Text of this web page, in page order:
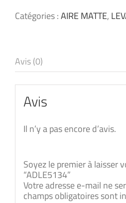
Catégories :AIRE MATTE,
Avis (0)
Avis
Il n’y a pas encore d’avis.
Soyez le premier à laisser
“ADLE5134”
Votre adresse e-mail ne
champs obligatoires sont